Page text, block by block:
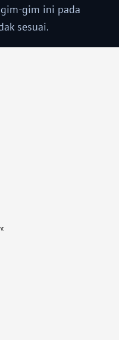
gim ini pada
sesuai.